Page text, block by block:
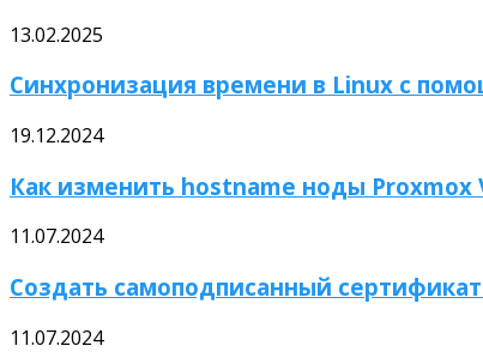
13.02.2025
Синхронизация времени в Linux с
19.12.2024
Как изменить hostname ноды Proxmox
11.07.2024
Создать самоподписанный
11.07.2024